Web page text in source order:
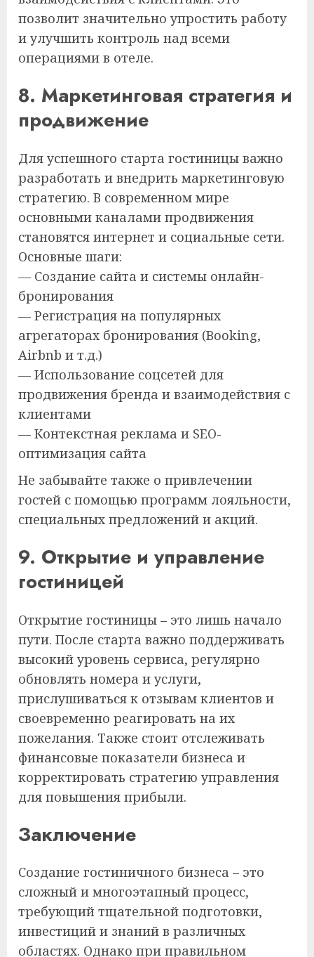
позволит значительно упростить работу
и улучшить контроль над всеми
операциями в отеле.
8. Маркетинговая стратегия и
продвижение
Для успешного старта гостиницы важно
разработать и внедрить маркетинговую
стратегию. В современном мире
основными каналами продвижения
становятся интернет и социальные сети.
Основные шаги:
— Создание сайта и системы онлайн-
бронирования
— Регистрация на популярных
агрегаторах бронирования (Booking,
Airbnb и т.д.)
— Использование соцсетей для
продвижения бренда и взаимодействия с
клиентами
— Контекстная реклама и SEO-
оптимизация сайта
Не забывайте также о привлечении
гостей с помощью программ лояльности,
специальных предложений и акций.
9. Открытие и управление
гостиницей
Открытие гостиницы – это лишь начало
пути. После старта важно поддерживать
высокий уровень сервиса, регулярно
обновлять номера и услуги,
прислушиваться к отзывам клиентов и
своевременно реагировать на их
пожелания. Также стоит отслеживать
финансовые показатели бизнеса и
корректировать стратегию управления
для повышения прибыли.
Заключение
Создание гостиничного бизнеса – это
сложный и многоэтапный процесс,
требующий тщательной подготовки,
инвестиций и знаний в различных
областях. Однако при правильном